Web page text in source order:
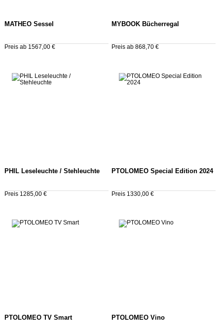
MATHEO Sessel
Preis ab 1567,00 €
MYBOOK Bücherregal
Preis ab 868,70 €
PHIL Leseleuchte / Stehleuchte
Preis 1285,00 €
PTOLOMEO Special Edition 2024
Preis 1330,00 €
PTOLOMEO TV Smart PTOLOMEO Vino